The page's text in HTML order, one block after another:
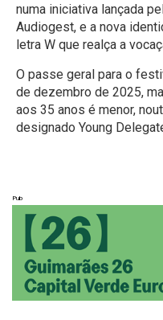
numa iniciativa lançada
Audiogest, e a nova
letra W que realça a
O passe geral para o
de dezembro de 2025,
aos 35 anos é menor,
designado Young
Pub